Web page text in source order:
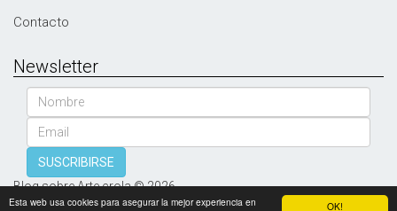
OK!
Esta web usa cookies para asegurar la mejor experiencia en
Contacto
Newsletter
Nombre
Email
SUSCRIBIRSE
Blog sobre Arte crola © 2026